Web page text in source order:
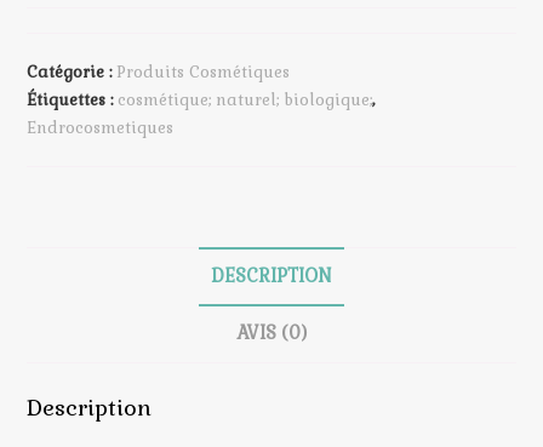
en
pâte
naturelle
Catégorie : Produits Cosmétiques
Étiquettes : cosmétique; naturel; biologique;,
Endrocosmetiques
DESCRIPTION
AVIS (0)
Description